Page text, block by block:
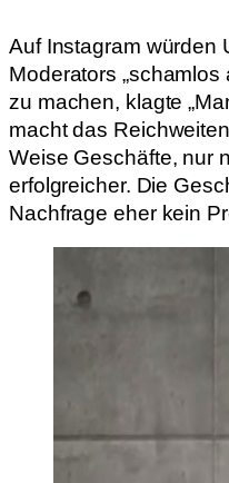
Auf Instagram würden
Moderators
zu machen, klagte
macht das
Weise Geschäfte, nur
erfolgreicher. Die
Nachfrage eher kein